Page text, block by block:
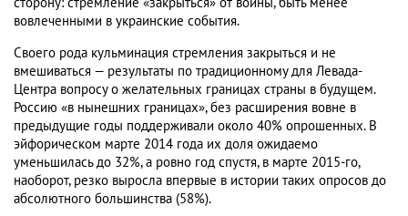
вовлеченными в украинские события.
Своего рода кульминация стремления закрыться и не
вмешиваться — результаты по традиционному для Левада-
Центра вопросу о желательных границах страны в будущем.
Россию «в нынешних границах», без расширения вовне в
предыдущие годы поддерживали около 40% опрошенных. В
эйфорическом марте 2014 года их доля ожидаемо
уменьшилась до 32%, а ровно год спустя, в марте 2015-го,
наоборот, резко выросла впервые в истории таких опросов до
абсолютного большинства (58%).